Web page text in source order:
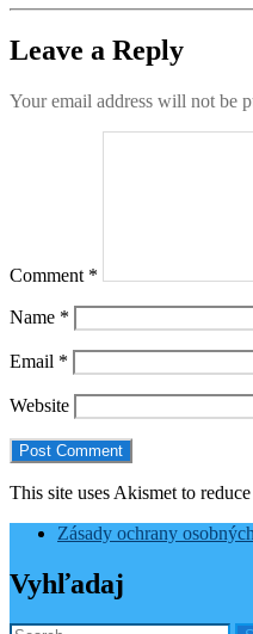
Leave a Reply
Your email address will not be
Comment *
Name *
Email *
Website
This site uses Akismet to reduce
Zásady ochrany
Vyhľadaj